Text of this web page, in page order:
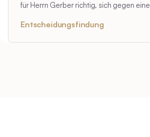
für Herrn Gerber richtig, sich gegen eine
Entscheidungsfindung